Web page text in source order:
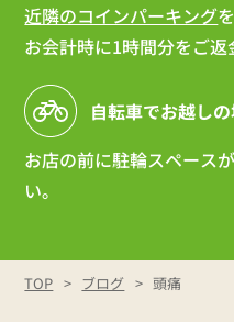
近隣のコインパーキング
お会計時に1時間分をご返
自転車でお越し
お店の前に駐輪スペース
い。
TOP ブログ 頭痛